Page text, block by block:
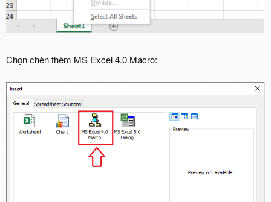
Chọn chèn thêm MS Excel 4.0 Macro: